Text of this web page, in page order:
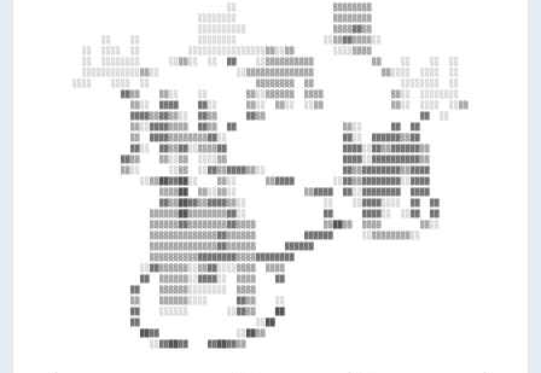
                                ░░                    ▒▒▒▒▒▒▒▒
                          ░░░░░░░░                    ▒▒▒▒▒▒▒▒
                          ░░░░░░░░░░                  ▒▒▒▒▓▓▒▒
      ░░    ░░            ░░░░░░░░                  ░░▒▒▓▓▒▒▒▒░░
  ░░  ░░░░  ░░          ░░░░░░░░░░░░░░░░▒▒░░▒▒        ░░░░▒▒▒▒
  ░░  ░░░░░░░░      ░░▒▒░░  ░░  ▓▓    ░░▒▒▒▒▒▒▒▒▒▒            ▒▒    ░░    ░░  ░░
  ░░░░░░░░░░░░▒▒░░                ░░▒▒▒▒▒▒▒▒▒▒▒▒▒▒              ▒▒░░░░  ░░░░  ░░
░░░░    ░░░░  ░░                      ▒▒▒▒▒▒▒▒  ▒▒                  ░░░░░░░░  ░░
          ▓▓▒▒    ▒▒░░    ░░        ▒▒░░▒▒▒▒▒▒  ▒▒▒▒              ▒▒░░  ░░░░░░░░
            ▒▒░░  ▓▓▓▓    ▓▓░░      ▒▒░░  ▒▒░░  ░░▒▒              ▒▒░░  ░░░░  ░░▒▒
            ▓▓▓▓▒▒▓▓▒▒░░  ▓▓▒▒      ▓▓▒▒                                ▓▓  ░░
            ▒▒░░▓▓▓▓▒▒▒▒  ▓▓▒▒  ▓▓                      ▒▒░░      ▓▓  ▓▓
            ▒▒  ▓▓▓▓▒▒▒▒▒▒▒▒▓▓░░                        ▓▓░░  ▓▓▓▓▓▓▒▒▓▓
            ▓▓░░  ▓▓▒▒▓▓░░▒▒▒▒▓▓                        ▓▓▓▓░░▓▓▒▒▓▓▓▓▓▓▒▒
          ▓▓▒▒    ▒▒░░▒▒  ░░░░▒▒                        ▓▓▓▓░░▓▓▓▓▓▓▓▓▓▓▒▒
          ▒▒░░      ░░▒▒  ░░▓▓▒▒▓▓▓▓▒▒░░                ▓▓▒▒▓▓▓▓▓▓▓▓▒▒▓▓▓▓
              ░░▒▒██▓▓██░░    ▒▒░░      ▒▒▓▓▓▓        ░░▓▓▒▒▓▓▓▓▓▓▓▓░░▓▓▓▓
                  ▒▒▒▒██  ▒▒░░▒▒░░              ▒▒▓▓▓▓  ▓▓░░▓▓▓▓▓▓▓▓  ▓▓▓▓
                  ▓▓▒▒██▓▓▒▒▓▓▓▓▒▒░░                ░░    ░░▓▓▓▓░░░░  ▓▓  ▓▓
                ▒▒▒▒▒▒██▒▒▒▒▒▒▒▒▓▓░░                ▓▓      ▓▓▓▓░░  ░░▓▓  ▓▓
                ▒▒▒▒▒▒▓▓▒▒▒▒▒▒▒▒▓▓▒▒▒▒              ▒▒██▒▒  ▒▒▒▒        ▒▒░░
                ▒▒▒▒▒▒▒▒▒▒▒▒▒▒▓▓▒▒▒▒▒▒          ▓▓▓▓▓▓      ░░▒▒▒▒▒▒▒▒░░
                ▒▒▒▒▒▒▒▒▒▒▒▒▒▒▓▓▒▒▒▒▒▒      ▓▓▓▓▓▓
                ▒▒▒▒▒▒▒▒▒▒▓▓▓▓▓▓▓▓▒▒▒▒▓▓▓▓▓▓▓▓
              ░░▓▓▒▒▒▒▒▒░░▒▒▓▓░░░░▒▒▒▒  ▒▒▒▒
              ▓▓  ▒▒▒▒▒▒░░▓▓▓▓░░  ▒▒▒▒    ▓▓
            ▓▓    ▒▒▒▒▒▒░░░░░░░░  ▒▒▒▒
            ▒▒    ▒▒▒▒▒▒░░░░      ▓▓▒▒    ░░
            ▓▓    ░░░░░░        ░░▓▓▒▒    ██
            ▓▓                        ░░██
              ██▓▓                ░░██▒▒